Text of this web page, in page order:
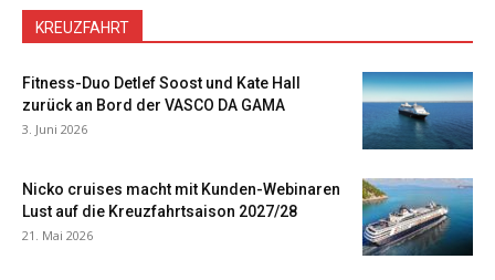
KREUZFAHRT
Fitness-Duo Detlef Soost und Kate Hall
zurück an Bord der VASCO DA GAMA
3. Juni 2026
Nicko cruises macht mit Kunden-Webinaren
Lust auf die Kreuzfahrtsaison 2027/28
21. Mai 2026